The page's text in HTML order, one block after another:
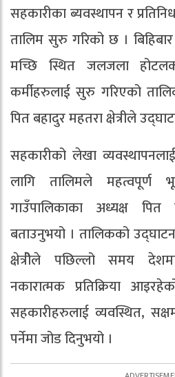
सहकारीका ब्यवस्थापन र
तालिम सुरु गरिको छ ।
मच्छि स्थित जलजला
कर्मीहरुलाई सुरु गरिएको
पित बहादुर महतरा क्षेत्रीले
सहकारीको लेखा
लागि तालिमले
गाउँपालिकाका अध्यक्ष पित
बताउनुभयो । तालिकको
क्षेत्रीेले पछिल्लो समय
नकारात्मक प्रतिक्रिया
सहकारीहरुलाई व्यवस्थित,
पर्नेमा जोड दिनुभयो ।